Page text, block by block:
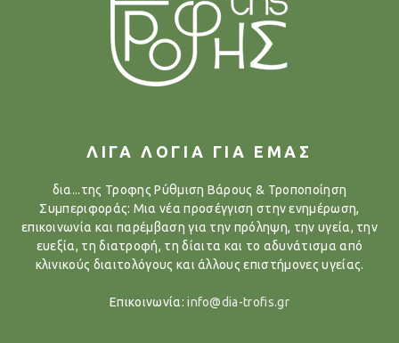
ΛΙΓΑ ΛΟΓΙΑ ΓΙΑ ΕΜΑΣ
δια...της Τροφης Ρύθμιση Βάρους & Τροποποίηση
Συμπεριφοράς: Μια νέα προσέγγιση στην ενημέρωση,
επικοινωνία και παρέμβαση για την πρόληψη, την υγεία, την
ευεξία, τη διατροφή, τη δίαιτα και το αδυνάτισμα από
κλινικούς διαιτολόγους και άλλους επιστήμονες υγείας.
Επικοινωνία:info@dia-trofis.gr